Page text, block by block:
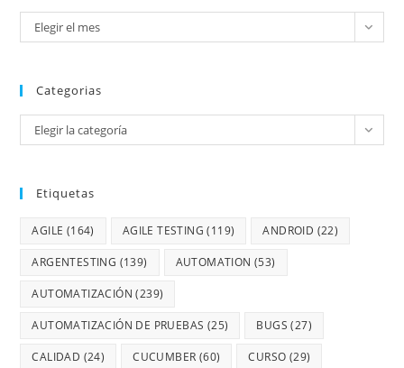
Elegir el mes
Categorias
Elegir la categoría
Etiquetas
AGILE (164) AGILE TESTING (119) ANDROID (22)
ARGENTESTING (139) AUTOMATION (53)
AUTOMATIZACIÓN (239)
AUTOMATIZACIÓN DE PRUEBAS (25) BUGS (27)
CALIDAD (24) CUCUMBER (60) CURSO (29)